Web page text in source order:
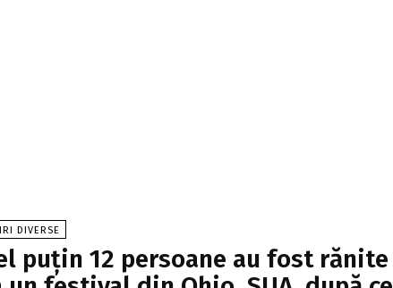
DIVERSE
puțin 12 persoane au fost rănite